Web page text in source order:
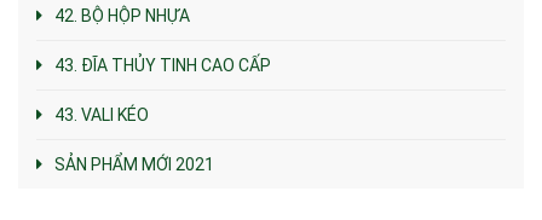
42. BỘ HỘP NHỰA
43. ĐĨA THỦY TINH CAO CẤP
43. VALI KÉO
SẢN PHẨM MỚI 2021